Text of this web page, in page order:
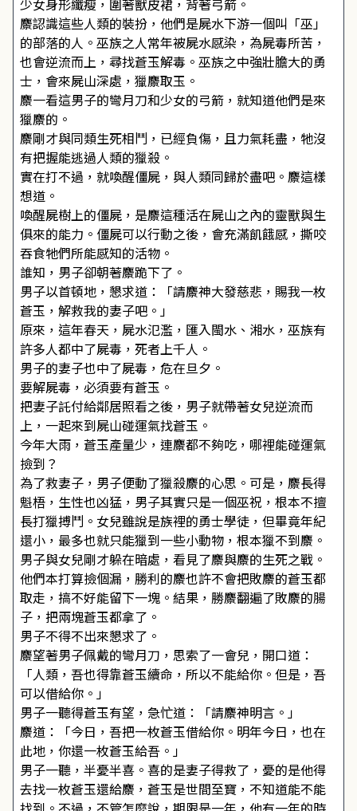
少女身形纖瘦，圍著獸皮裙，背著弓箭。
麖認識這些人類的裝扮，他們是屍水下游一個叫「巫」
的部落的人。巫族之人常年被屍水感染，為屍毒所苦，
也會逆流而上，尋找蒼玉解毒。巫族之中強壯膽大的勇
士，會來屍山深處，獵麖取玉。
麖一看這男子的彎月刀和少女的弓箭，就知道他們是來
獵麖的。
麖剛才與同類生死相鬥，已經負傷，且力氣耗盡，牠沒
有把握能逃過人類的獵殺。
實在打不過，就喚醒僵屍，與人類同歸於盡吧。麖這樣
想道。
喚醒屍樹上的僵屍，是麖這種活在屍山之內的靈獸與生
俱來的能力。僵屍可以行動之後，會充滿飢餓感，撕咬
吞食牠們所能感知的活物。
誰知，男子卻朝著麖跪下了。
男子以首頓地，懇求道：「請麖神大發慈悲，賜我一枚
蒼玉，解救我的妻子吧。」
原來，這年春天，屍水氾濫，匯入閩水、湘水，巫族有
許多人都中了屍毒，死者上千人。
男子的妻子也中了屍毒，危在旦夕。
要解屍毒，必須要有蒼玉。
把妻子託付給鄰居照看之後，男子就帶著女兒逆流而
上，一起來到屍山碰運氣找蒼玉。
今年大雨，蒼玉產量少，連麖都不夠吃，哪裡能碰運氣
撿到？
為了救妻子，男子便動了獵殺麖的心思。可是，麖長得
魁梧，生性也凶猛，男子其實只是一個巫祝，根本不擅
長打獵搏鬥。女兒雖說是族裡的勇士學徒，但畢竟年紀
還小，最多也就只能獵到一些小動物，根本獵不到麖。
男子與女兒剛才躲在暗處，看見了麖與麖的生死之戰。
他們本打算撿個漏，勝利的麖也許不會把敗麖的蒼玉都
取走，搞不好能留下一塊。結果，勝麖翻遍了敗麖的腸
子，把兩塊蒼玉都拿了。
男子不得不出來懇求了。
麖望著男子佩戴的彎月刀，思索了一會兒，開口道：
「人類，吾也得靠蒼玉續命，所以不能給你。但是，吾
可以借給你。」
男子一聽得蒼玉有望，急忙道：「請麖神明言。」
麖道：「今日，吾把一枚蒼玉借給你。明年今日，也在
此地，你還一枚蒼玉給吾。」
男子一聽，半憂半喜。喜的是妻子得救了，憂的是他得
去找一枚蒼玉還給麖，蒼玉是世間至寶，不知道能不能